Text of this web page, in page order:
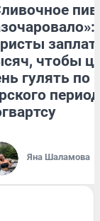
чтобы
гулять по
Яна Шаламова